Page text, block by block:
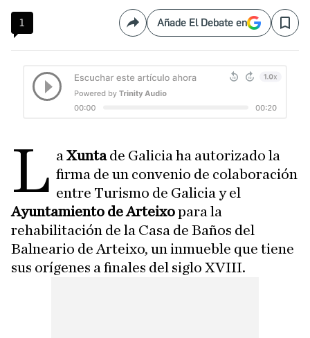
1 CompartirAñade El Debate en Save
L aXuntade Galicia ha autorizado la
firma de un convenio de colaboración
entre Turismo de Galicia y el
Ayuntamiento de Arteixopara la
rehabilitación de la Casa de Baños del
Balneario de Arteixo, un inmueble que tiene
sus orígenes a finales del siglo XVIII.